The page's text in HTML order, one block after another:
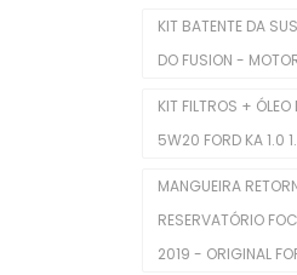
Kits
Kits De Filtros
Mangueira
Mangueiras
Polia De
KIT BATENTE DA
DO FUSION -
KIT FILTROS +
5W20 FORD KA 1.0
MANGUEIRA
RESERVATÓRIO
2019 - ORIGINAL